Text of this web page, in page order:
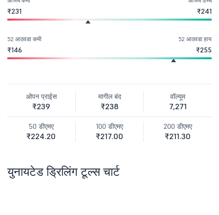
₹231 ₹241
52 आठवडा कमी
₹146
52 आठवडा हाय
₹255
ओपन प्राईस
₹239
मागील बंद
₹238
वॉल्यूम
7,271
50 डीएमए
₹224.20
100 डीएमए
₹217.00
200 डीएमए
₹211.30
युनायटेड ड्रिलिंग टूल्स चार्ट